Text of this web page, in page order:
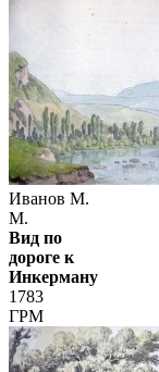
Иванов М.
М.
Вид по
дороге к
Инкерману
1783
ГРМ